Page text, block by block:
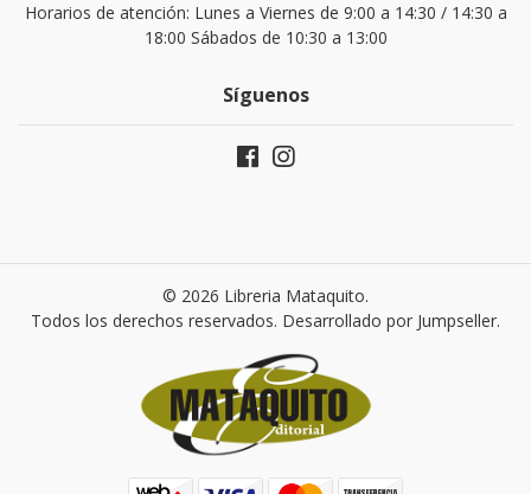
Horarios de atención: Lunes a Viernes de 9:00 a 14:30 / 14:30 a
18:00 Sábados de 10:30 a 13:00
Síguenos
© 2026 Libreria Mataquito.
Todos los derechos reservados. Desarrollado por Jumpseller.